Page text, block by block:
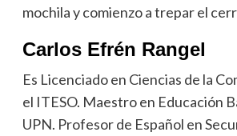
mochila y comienzo a trepar el
Carlos Efrén Rangel
Es Licenciado en Ciencias de la
el ITESO. Maestro en Educación
UPN. Profesor de Español en